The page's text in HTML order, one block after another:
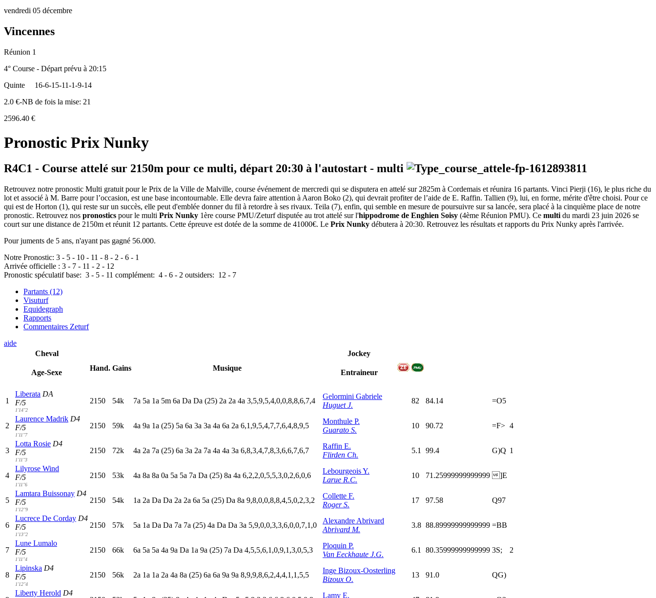
vendredi 05 décembre
Vincennes
Réunion 1
4° Course - Départ prévu à 20:15
Quinte
16-6-15-11-1-9-14
2.0 €-NB de fois la mise: 21
2596.40 €
Pronostic Prix Nunky
R4C1 - Course attelé sur 2150m pour ce multi, départ 20:30 à l'autostart - multi
Retrouvez notre pronostic Multi gratuit pour le Prix de la Ville de Malville, course événement de mercredi qui se disputera en attelé sur 2825m à Cordemais et réunira 16 partants. Vinci Pierji (16), le plus riche du
lot et associé à M. Barre pour l’occasion, est une base incontournable. Elle devra faire attention à Aaron Boko (2), qui devrait profiter de l’aide de E. Raffin. Tallien (9), lui, en forme, mérite d'être choisi. Pour ce
qui est de Horton (1), qui reste sur un succès, elle peut d'emblée donner du fil à retordre à ses rivaux. Teila (7), enfin, qui semble en mesure de poursuivre sur sa lancée, sera placé à la cinquième place de notre
pronostic. Retrouvez nos pronostics pour le multi Prix Nunky 1ère course PMU/Zeturf disputée au trot attelé sur l'hippodrome de Enghien Soisy (4ème Réunion PMU). Ce multi du mardi 23 juin 2026 se
court sur une distance de 2150m et réunit 12 partants. Cette épreuve est dotée de la somme de 41000€. Le Prix Nunky débutera à 20:30. Retrouvez les résultats et rapports du Prix Nunky après l'arrivée.
Pour juments de 5 ans, n'ayant pas gagné 56.000.
Notre Pronostic: 3 - 5 - 10 - 11 - 8 - 2 - 6 - 1
Arrivée officielle : 3 - 7 - 11 - 2 - 12
Pronostic spéculatif base: 3 - 5 - 11 complément: 4 - 6 - 2 outsiders: 12 - 7
Partants (12)
Visuturf
Equidegraph
Rapports
Commentaires Zeturf
aide
Cheval
Age-Sexe
Hand. Gains Musique
Jockey
Entraineur
1
Liberata DA
F/5
1'14"2
2150 54k 7a 5a 1a 5m 6a Da Da (25) 2a 2a 4a 3,5,9,5,4,0,0,8,8,6,7,4
Gelormini Gabriele
Huguet J.
82 84.14 =O5
2
Laurence Madrik D4
F/5
1'11"7
2150 59k 4a 9a 1a (25) 5a 6a 3a 3a 4a 6a 2a 6,1,9,5,4,7,7,6,4,8,9,5
Monthule P.
Guarato S.
10 90.72 =F> 4
3
Lotta Rosie D4
F/5
1'11"3
2150 72k 4a 2a 7a (25) 6a 3a 2a 7a 4a 4a 3a 6,8,3,4,7,8,3,6,6,7,6,7
Raffin E.
Flirden Ch.
5.1 99.4 G)Q 1
4
Lilyrose Wind
F/5
1'11"6
2150 53k 4a 8a 8a 0a 5a 5a 7a Da (25) 8a 4a 6,2,2,0,5,5,3,0,2,6,0,6
Lebourgeois Y.
Larue R.C.
10 71.25999999999999 ]E
5
Lamtara Buissonay D4
F/5
1'12"9
2150 54k 1a 2a Da Da 2a 2a 6a 5a (25) Da 8a 9,8,0,0,8,8,4,5,0,2,3,2
Collette F.
Roger S.
17 97.58 Q97
6
Lucrece De Corday D4
F/5
1'13"2
2150 57k 5a 1a Da Da 7a 7a (25) 4a Da Da 3a 5,9,0,0,3,3,6,0,0,7,1,0
Alexandre Abrivard
Abrivard M.
3.8 88.89999999999999 =BB
7
Lune Lumalo
F/5
1'11"4
2150 66k 6a 5a 5a 4a 9a Da 1a 9a (25) 7a Da 4,5,5,6,1,0,9,1,3,0,5,3
Ploquin P.
Van Eeckhaute J.G.
6.1 80.35999999999999 3S; 2
8
Lipinska D4
F/5
1'12"4
2150 56k 2a 1a 1a 2a 4a 8a (25) 6a 6a 9a 9a 8,9,9,8,6,2,4,4,1,1,5,5
Inge Bizoux-Oosterling
Bizoux O.
13 91.0 QG)
Liberty Herold D4
Lamy E.